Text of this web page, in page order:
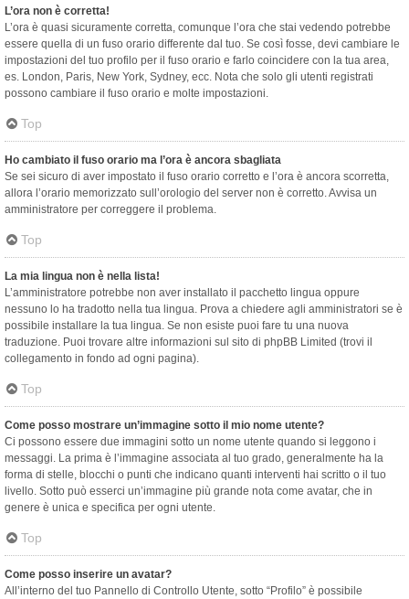
L’ora non è corretta!
L’ora è quasi sicuramente corretta, comunque l’ora che stai vedendo potrebbe
essere quella di un fuso orario differente dal tuo. Se così fosse, devi cambiare le
impostazioni del tuo profilo per il fuso orario e farlo coincidere con la tua area,
es. London, Paris, New York, Sydney, ecc. Nota che solo gli utenti registrati
possono cambiare il fuso orario e molte impostazioni.
Top
Ho cambiato il fuso orario ma l’ora è ancora sbagliata
Se sei sicuro di aver impostato il fuso orario corretto e l’ora è ancora scorretta,
allora l’orario memorizzato sull’orologio del server non è corretto. Avvisa un
amministratore per correggere il problema.
Top
La mia lingua non è nella lista!
L’amministratore potrebbe non aver installato il pacchetto lingua oppure
nessuno lo ha tradotto nella tua lingua. Prova a chiedere agli amministratori se è
possibile installare la tua lingua. Se non esiste puoi fare tu una nuova
traduzione. Puoi trovare altre informazioni sul sito di phpBB Limited (trovi il
collegamento in fondo ad ogni pagina).
Top
Come posso mostrare un’immagine sotto il mio nome utente?
Ci possono essere due immagini sotto un nome utente quando si leggono i
messaggi. La prima è l’immagine associata al tuo grado, generalmente ha la
forma di stelle, blocchi o punti che indicano quanti interventi hai scritto o il tuo
livello. Sotto può esserci un’immagine più grande nota come avatar, che in
genere è unica e specifica per ogni utente.
Top
Come posso inserire un avatar?
All’interno del tuo Pannello di Controllo Utente, sotto “Profilo” è possibile